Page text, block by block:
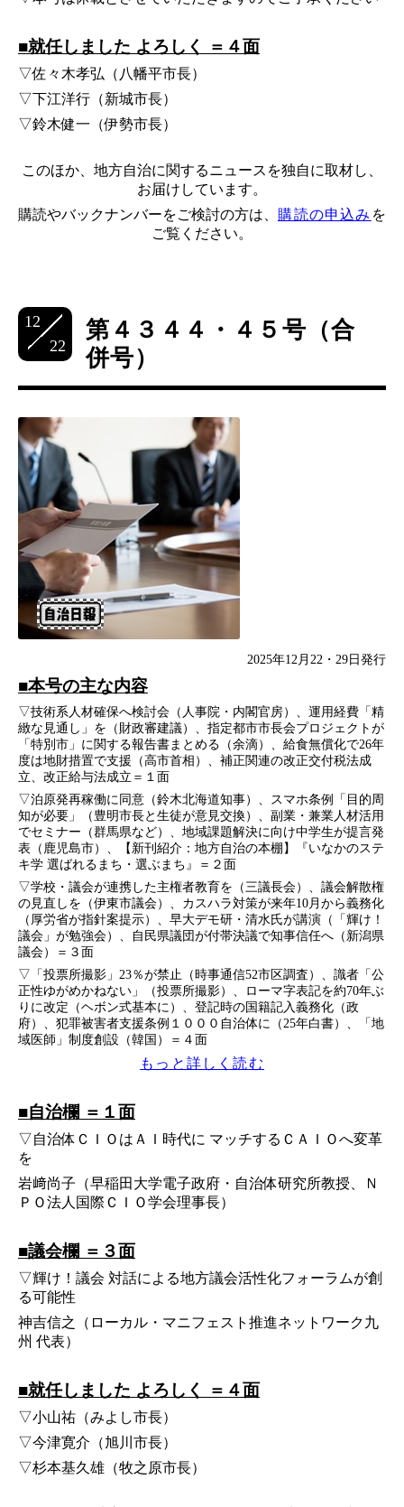
■就任しました よろしく ＝４面
▽佐々木孝弘（八幡平市長）
▽下江洋行（新城市長）
▽鈴木健一（伊勢市長）
このほか、地方自治に関するニュースを独自に取材し、
お届けしています。
購読やバックナンバーをご検討の方は、 購読の申込み を
ご覧ください。
12
22
第４３４４・４５号（合
併号）
2025年12月22・29日発行
■本号の主な内容
▽技術系人材確保へ検討会（人事院・内閣官房）、運用経費「精
緻な見通し」を（財政審建議）、指定都市市長会プロジェクトが
「特別市」に関する報告書まとめる（余滴）、給食無償化で26年
度は地財措置で支援（高市首相）、補正関連の改正交付税法成
立、改正給与法成立＝１面
▽泊原発再稼働に同意（鈴木北海道知事）、スマホ条例「目的周
知が必要」（豊明市長と生徒が意見交換）、副業・兼業人材活用
でセミナー（群馬県など）、地域課題解決に向け中学生が提言発
表（鹿児島市）、【新刊紹介：地方自治の本棚】『いなかのステ
キ学 選ばれるまち・選ぶまち』＝２面
▽学校・議会が連携した主権者教育を（三議長会）、議会解散権
の見直しを（伊東市議会）、カスハラ対策が来年10月から義務化
（厚労省が指針案提示）、早大デモ研・清水氏が講演（「輝け！
議会」が勉強会）、自民県議団が付帯決議で知事信任へ（新潟県
議会）＝３面
▽「投票所撮影」23％が禁止（時事通信52市区調査）、識者「公
正性ゆがめかねない」（投票所撮影）、ローマ字表記を約70年ぶ
りに改定（ヘボン式基本に）、登記時の国籍記入義務化（政
府）、犯罪被害者支援条例１０００自治体に（25年白書）、「地
域医師」制度創設（韓国）＝４面
もっと詳しく読む
■自治欄 ＝１面
▽自治体ＣＩＯはＡＩ時代に マッチするＣＡＩＯへ変革
を
岩﨑尚子（早稲田大学電子政府・自治体研究所教授、Ｎ
ＰＯ法人国際ＣＩＯ学会理事長）
■議会欄 ＝３面
▽輝け！議会 対話による地方議会活性化フォーラムが創
る可能性
神吉信之（ローカル・マニフェスト推進ネットワーク九
州 代表）
■就任しました よろしく ＝４面
▽小山祐（みよし市長）
▽今津寛介（旭川市長）
▽杉本基久雄（牧之原市長）